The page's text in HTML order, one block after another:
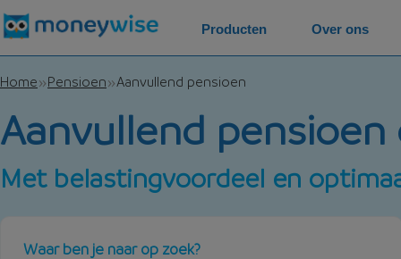
Home Pensioen Aanvullend pensioen
Aanvullend
Met belastingvoordeel en
Waar ben je naar op zoek?
Producten Over ons